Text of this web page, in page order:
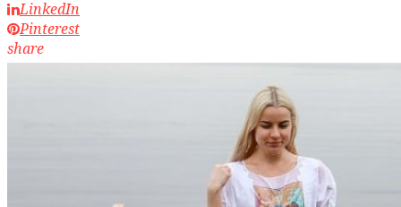
LinkedIn
Pinterest
share